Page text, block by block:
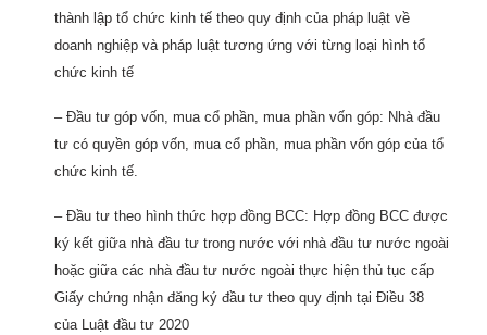
thành lập tổ chức kinh tế theo quy định của pháp luật về
doanh nghiệp và pháp luật tương ứng với từng loại hình tổ
chức kinh tế
– Đầu tư góp vốn, mua cổ phần, mua phần vốn góp: Nhà đầu
tư có quyền góp vốn, mua cổ phần, mua phần vốn góp của tổ
chức kinh tế.
– Đầu tư theo hình thức hợp đồng BCC: Hợp đồng BCC được
ký kết giữa nhà đầu tư trong nước với nhà đầu tư nước ngoài
hoặc giữa các nhà đầu tư nước ngoài thực hiện thủ tục cấp
Giấy chứng nhận đăng ký đầu tư theo quy định tại Điều 38
của Luật đầu tư 2020